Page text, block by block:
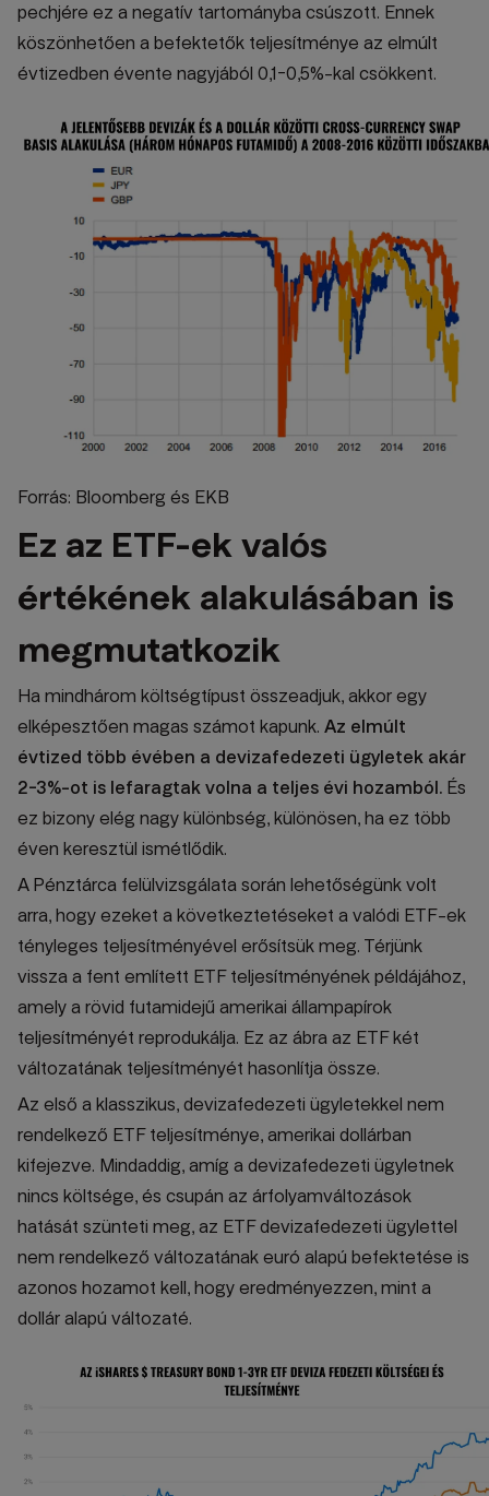
pechjére ez a negatív tartományba csúszott. Ennek
köszönhetően a befektetők teljesítménye az elmúlt
évtizedben évente nagyjából 0,1-0,5%-kal csökkent.
Forrás: Bloomberg és EKB
Ez az ETF-ek valós
értékének alakulásában is
megmutatkozik
Ha mindhárom költségtípust összeadjuk, akkor egy
elképesztően magas számot kapunk. Az elmúlt
évtized több évében a devizafedezeti ügyletek akár
2-3%-ot is lefaragtak volna a teljes évi hozamból. És
ez bizony elég nagy különbség, különösen, ha ez több
éven keresztül ismétlődik.
A Pénztárca felülvizsgálata során lehetőségünk volt
arra, hogy ezeket a következtetéseket a valódi ETF-ek
tényleges teljesítményével erősítsük meg. Térjünk
vissza a fent említett ETF teljesítményének példájához,
amely a rövid futamidejű amerikai állampapírok
teljesítményét reprodukálja. Ez az ábra az ETF két
változatának teljesítményét hasonlítja össze.
Az első a klasszikus, devizafedezeti ügyletekkel nem
rendelkező ETF teljesítménye, amerikai dollárban
kifejezve. Mindaddig, amíg a devizafedezeti ügyletnek
nincs költsége, és csupán az árfolyamváltozások
hatását szünteti meg, az ETF devizafedezeti ügylettel
nem rendelkező változatának euró alapú befektetése is
azonos hozamot kell, hogy eredményezzen, mint a
dollár alapú változaté.